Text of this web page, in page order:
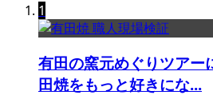
1
有田の窯元めぐりツアー
田焼をもっと好きにな...